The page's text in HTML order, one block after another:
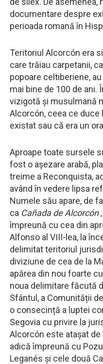
documentare despre
perioada romană în
Teritoriul Alcorcón era
care trăiau carpetanii,
popoare celtiberiene,
mai bine de 100 de ani.
vizigotă și musulmană
Alcorcón, ceea ce duce
existat sau că era un
Aproape toate sursele
fost o așezare arabă,
treime a Reconquista,
având în vedere lipsa
Numele său apare, de
ca Cañada de Alcorcón,
împreună cu cea din
Alfonso al VIII-lea, la
delimitat teritoriul
diviziune de cea de la
apărea din nou foarte
noua delimitare făcută
Sfântul, a Comunității
o consecință a luptei
Segovia cu privire la
Alcorcón este atașat de
adică împreună cu
Leganés și cele două